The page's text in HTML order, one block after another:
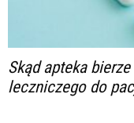
Skąd apteka
leczniczego do